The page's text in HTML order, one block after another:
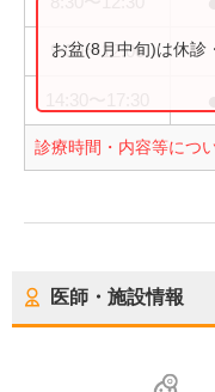
9:00〜12:00
診療時間・内容等につ
お盆(8月中旬)は休診
医師・施設情報